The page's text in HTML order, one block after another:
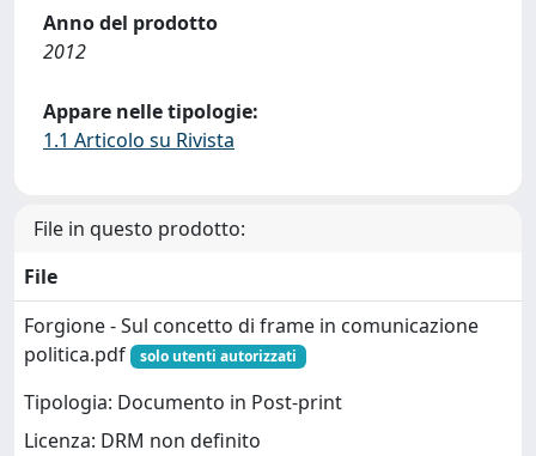
Anno del prodotto
2012
Appare nelle tipologie:
1.1 Articolo su Rivista
File in questo prodotto:
File
Forgione - Sul concetto di frame in comunicazione
politica.pdf
solo utenti autorizzati
Tipologia: Documento in Post-print
Licenza: DRM non definito